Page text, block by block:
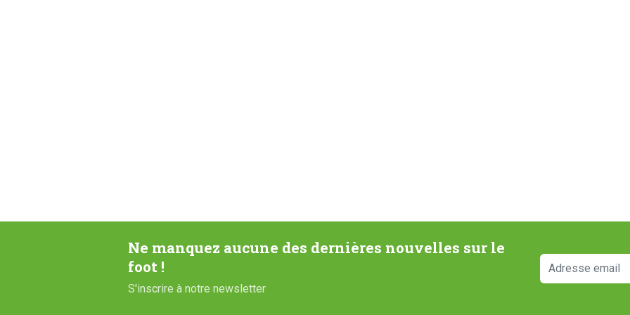
Ne manquez aucune des dernières nouvelles sur le
foot !
S'inscrire à notre newsletter